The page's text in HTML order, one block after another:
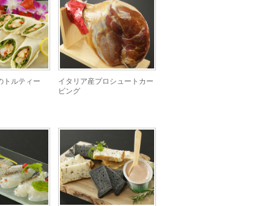
トルティー
イタリア産プロシュートカー
ビング